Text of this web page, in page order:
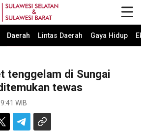
Daerah Lintas Daerah Gaya Hidup
tenggelam di Sungai
tewas
WIB